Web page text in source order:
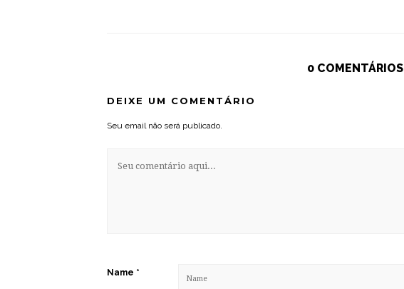
0 COMENTÁRIOS
DEIXE UM COMENTÁRIO
Seu email não será publicado.
Name *